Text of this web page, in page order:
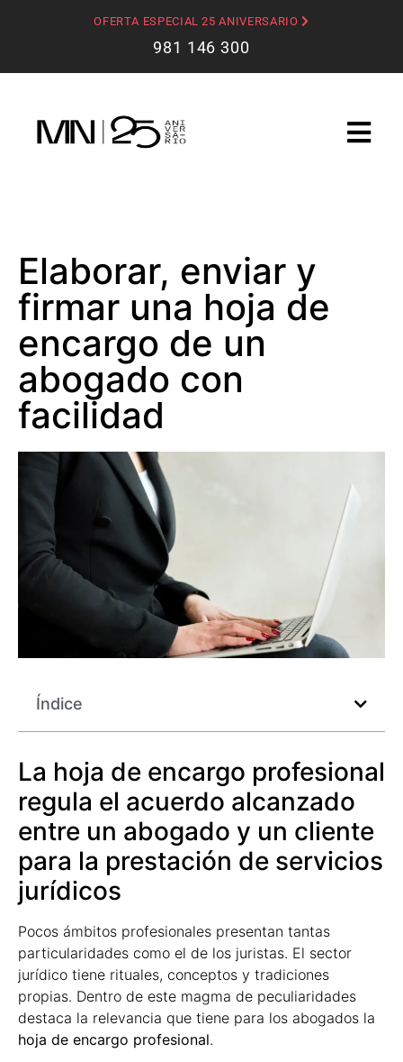
OFERTA ESPECIAL 25 ANIVERSARIO
981 146 300
Elaborar, enviar y
firmar una hoja de
encargo de un
abogado con
facilidad
Índice
La hoja de encargo profesional
regula el acuerdo alcanzado
entre un abogado y un cliente
para la prestación de servicios
jurídicos
Pocos ámbitos profesionales presentan tantas
particularidades como el de los juristas. El sector
jurídico tiene rituales, conceptos y tradiciones
propias. Dentro de este magma de peculiaridades
destaca la relevancia que tiene para los abogados la
hoja de encargo profesional.